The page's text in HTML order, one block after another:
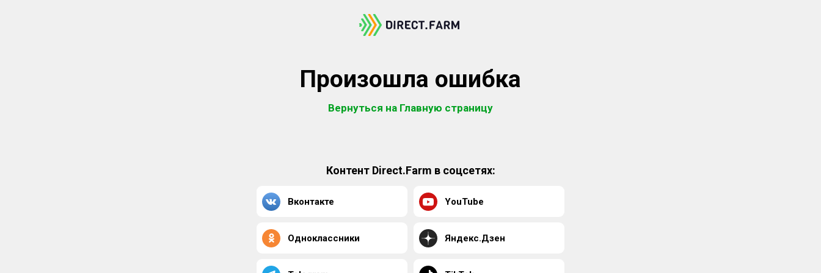
Произошла ошибка
Вернуться на Главную страницу
Контент Direct.Farm в соцсетях:
Вконтакте YouTube
Одноклассники Яндекс.Дзен